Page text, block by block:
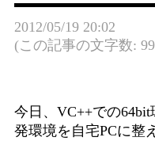
2012/05/19 20:02
(この記事の文字数:
今日、VC++での
発環境を自宅PCに整